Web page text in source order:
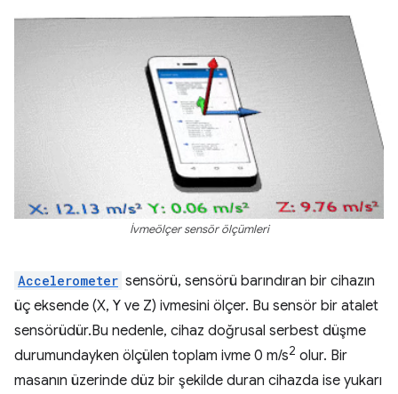
İvmeölçer sensör ölçümleri
Accelerometer sensörü, sensörü barındıran bir cihazın
üç eksende (X, Y ve Z) ivmesini ölçer. Bu sensör bir atalet
sensörüdür.Bu nedenle, cihaz doğrusal serbest düşme
durumundayken ölçülen toplam ivme 0 m/s2 olur. Bir
masanın üzerinde düz bir şekilde duran cihazda ise yukarı